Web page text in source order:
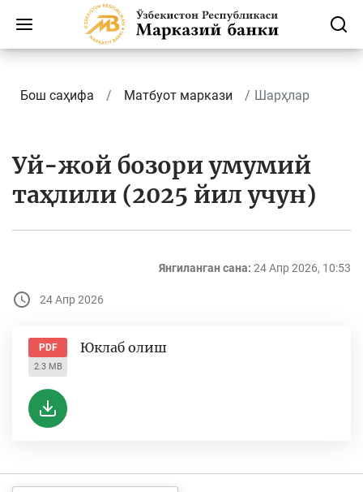
Бош саҳифа Матбуот маркази Шарҳлар
Уй-жой бозори умумий
таҳлили (2025 йил учун)
Янгиланган сана: 24 Апр 2026, 10:53
24 Апр 2026
PDF
2.3 MB
Юклаб олиш